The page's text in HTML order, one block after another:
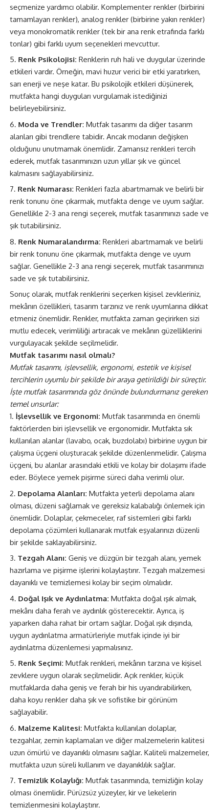
seçmenize yardımcı olabilir. Komplementer renkler (birbirini
tamamlayan renkler), analog renkler (birbirine yakın renkler)
veya monokromatik renkler (tek bir ana renk etrafında farklı
tonlar) gibi farklı uyum seçenekleri mevcuttur.
Renk Psikolojisi: Renklerin ruh hali ve duygular üzerinde
etkileri vardır. Örneğin, mavi huzur verici bir etki yaratırken,
sarı enerji ve neşe katar. Bu psikolojik etkileri düşünerek,
mutfakta hangi duyguları vurgulamak istediğinizi
belirleyebilirsiniz.
Moda ve Trendler: Mutfak tasarımı da diğer tasarım
alanları gibi trendlere tabidir. Ancak modanın değişken
olduğunu unutmamak önemlidir. Zamansız renkleri tercih
ederek, mutfak tasarımınızın uzun yıllar şık ve güncel
kalmasını sağlayabilirsiniz.
Renk Numarası: Renkleri fazla abartmamak ve belirli bir
renk tonunu öne çıkarmak, mutfakta denge ve uyum sağlar.
Genellikle 2-3 ana rengi seçerek, mutfak tasarımınızı sade ve
şık tutabilirsiniz.
Renk Numaralandırma: Renkleri abartmamak ve belirli
bir renk tonunu öne çıkarmak, mutfakta denge ve uyum
sağlar. Genellikle 2-3 ana rengi seçerek, mutfak tasarımınızı
sade ve şık tutabilirsiniz.
Sonuç olarak, mutfak renklerini seçerken kişisel zevkleriniz,
mekânın özellikleri, tasarım tarzınız ve renk uyumlarına dikkat
etmeniz önemlidir. Renkler, mutfakta zaman geçirirken sizi
mutlu edecek, verimliliği artıracak ve mekânın güzelliklerini
vurgulayacak şekilde seçilmelidir.
Mutfak tasarımı nasıl olmalı?
Mutfak tasarımı, işlevsellik, ergonomi, estetik ve kişisel
tercihlerin uyumlu bir şekilde bir araya getirildiği bir süreçtir.
İşte mutfak tasarımında göz önünde bulundurmanız gereken
temel unsurlar:
İşlevsellik ve Ergonomi: Mutfak tasarımında en önemli
faktörlerden biri işlevsellik ve ergonomidir. Mutfakta sık
kullanılan alanlar (lavabo, ocak, buzdolabı) birbirine uygun bir
çalışma üçgeni oluşturacak şekilde düzenlenmelidir. Çalışma
üçgeni, bu alanlar arasındaki etkili ve kolay bir dolaşımı ifade
eder. Böylece yemek pişirme süreci daha verimli olur.
Depolama Alanları: Mutfakta yeterli depolama alanı
olması, düzeni sağlamak ve gereksiz kalabalığı önlemek için
önemlidir. Dolaplar, çekmeceler, raf sistemleri gibi farklı
depolama çözümleri kullanarak mutfak eşyalarınızı düzenli
bir şekilde saklayabilirsiniz.
Tezgah Alanı: Geniş ve düzgün bir tezgah alanı, yemek
hazırlama ve pişirme işlerini kolaylaştırır. Tezgah malzemesi
dayanıklı ve temizlemesi kolay bir seçim olmalıdır.
Doğal Işık ve Aydınlatma: Mutfakta doğal ışık almak,
mekânı daha ferah ve aydınlık gösterecektir. Ayrıca, iş
yaparken daha rahat bir ortam sağlar. Doğal ışık dışında,
uygun aydınlatma armatürleriyle mutfak içinde iyi bir
aydınlatma düzenlemesi yapmalısınız.
Renk Seçimi: Mutfak renkleri, mekânın tarzına ve kişisel
zevklere uygun olarak seçilmelidir. Açık renkler, küçük
mutfaklarda daha geniş ve ferah bir his uyandırabilirken,
daha koyu renkler daha şık ve sofistike bir görünüm
sağlayabilir.
Malzeme Kalitesi: Mutfakta kullanılan dolaplar,
tezgahlar, zemin kaplamaları ve diğer malzemelerin kalitesi
uzun ömürlü ve dayanıklı olmasını sağlar. Kaliteli malzemeler,
mutfakta uzun süreli kullanım ve dayanıklılık sağlar.
Temizlik Kolaylığı: Mutfak tasarımında, temizliğin kolay
olması önemlidir. Pürüzsüz yüzeyler, kir ve lekelerin
temizlenmesini kolaylaştırır.